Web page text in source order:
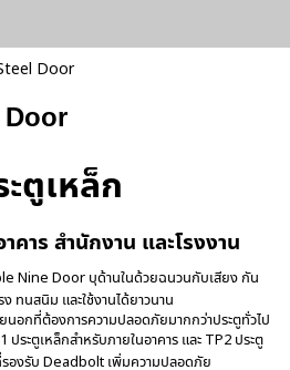
Door
Door
ะตูเหล็ก
คาร สำนักงาน และโรงงาน
Nine Door บุด้านในด้วยฉนวนกับเสียง กัน
ทนสนิม และใช้งานได้ยาวนาน
นอกที่ต้องการความปลอดภัยมากกว่าประตูทั่วไป
ประตูเหล็กสำหรับภายในอาคาร และ TP2 ประตู
องรับ Deadbolt เพิ่มความปลอดภัย